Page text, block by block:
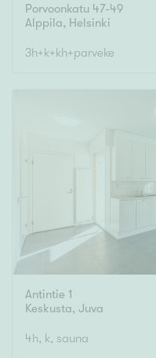
Porvoonkatu 47-49
Alppila, Helsinki
3h+k+kh+parveke
Antintie 1
Keskusta, Juva
4h, k, sauna